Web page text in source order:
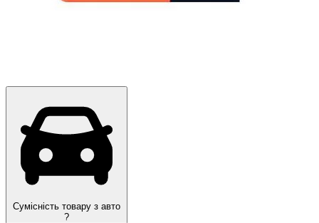
Сумісність товару з авто
?